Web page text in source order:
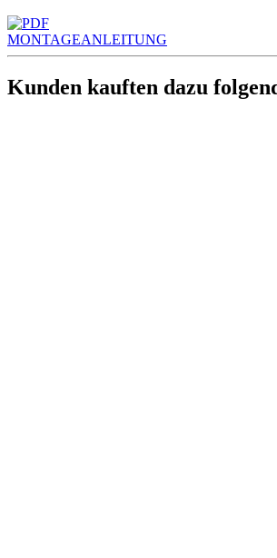
MONTAGEANLEITUNG
Kunden kauften dazu